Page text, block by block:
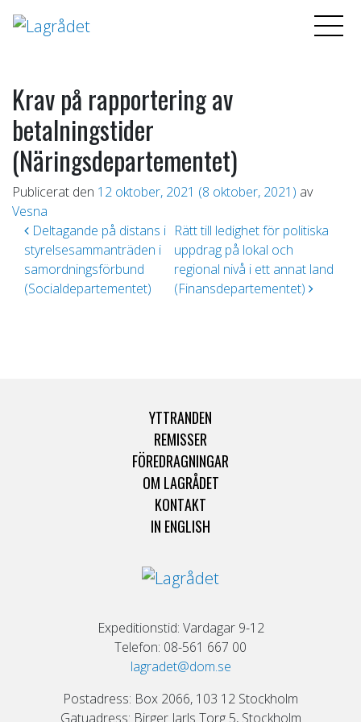
Krav på rapportering av
betalningstider
(Näringsdepartementet)
Publicerat den 12 oktober, 2021 (8 oktober, 2021) av
Vesna
Inläggsnavigering
Deltagande på distans i
styrelsesammanträden i
samordningsförbund
(Socialdepartementet)
Rätt till ledighet för politiska
uppdrag på lokal och
regional nivå i ett annat land
(Finansdepartementet)
YTTRANDEN
REMISSER
FÖREDRAGNINGAR
OM LAGRÅDET
KONTAKT
IN ENGLISH
Expeditionstid: Vardagar 9-12
Telefon: 08-561 667 00
lagradet@dom.se
Postadress: Box 2066, 103 12 Stockholm
Gatuadress: Birger Jarls Torg 5, Stockholm